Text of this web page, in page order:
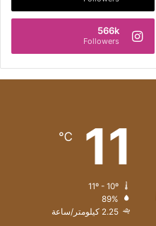
566k
Followers
11
℃
89%
2.25 كيلومتر/ساعة